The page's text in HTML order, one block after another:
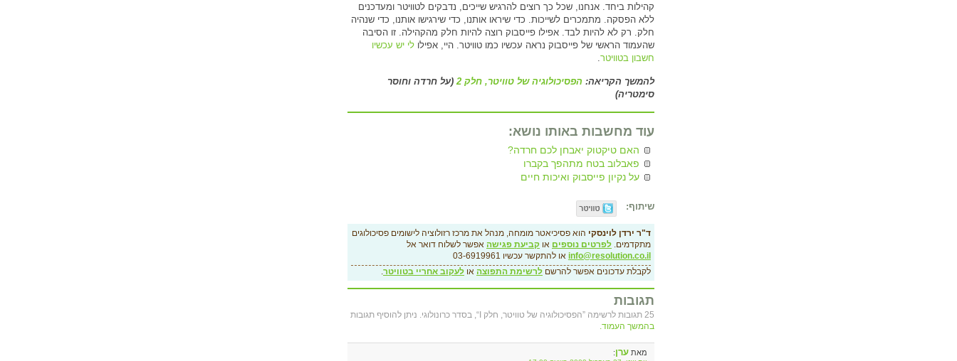
קהילות ביחד. אנחנו, שכל כך רוצים להרגיש שייכים, נדבקים לטוויטר ומעדכנים
ללא הפסקה. מתמכרים לשייכות. כדי שיראו אותנו, כדי שירגישו אותנו, כדי שנהיה
חלק. רק לא להיות לבד. אפילו פייסבוק רוצה להיות חלק מהקהילה. זו הסיבה
שהעמוד הראשי של פייסבוק נראה עכשיו כמו טוויטר. היי, אפילו לי יש עכשיו
חשבון בטוויטר.
להמשך הקריאה: הפסיכולוגיה של טוויטר, חלק 2
(על חרדה וחוסר
סימטריה)
עוד מחשבות באותו נושא:
האם טיקטוק יאבחן לכם חרדה?
פאבלוב בטח מתהפך בקברו
על נקיון פייסבוק ואיכות חיים
שיתוף:
ד"ר ירדן לוינסקי הוא פסיכיאטר מומחה, מנהל את מרכז רזולוציה לישומים פסיכולוגים
מתקדמים. לפרטים נוספים או קביעת פגישה אפשר לשלוח דואר אל
info@resolution.co.il או להתקשר עכשיו 03-6919961
לקבלת עדכונים אפשר להרשם לרשימת התפוצה או לעקוב אחריי בטוויטר.
תגובות
25 תגובות לרשימה ”הפסיכולוגיה של טוויטר, חלק I“, בסדר כרונולוגי. ניתן להוסיף תגובות
בהמשך העמוד.
מאת ערן: